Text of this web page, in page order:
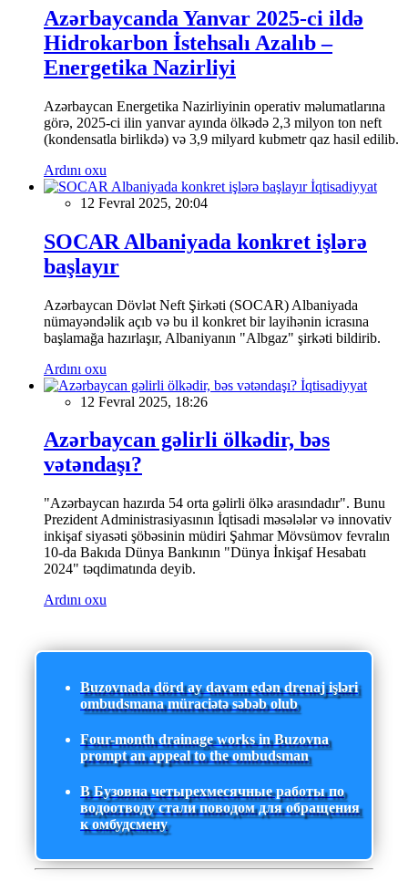
Azərbaycanda Yanvar 2025-ci ildə
Hidrokarbon İstehsalı Azalıb –
Energetika Nazirliyi
Azərbaycan Energetika Nazirliyinin operativ məlumatlarına
görə, 2025-ci ilin yanvar ayında ölkədə 2,3 milyon ton neft
(kondensatla birlikdə) və 3,9 milyard kubmetr qaz hasil edilib.
Ardını oxu
İqtisadiyyat
12 Fevral 2025, 20:04
SOCAR Albaniyada konkret işlərə
başlayır
Azərbaycan Dövlət Neft Şirkəti (SOCAR) Albaniyada
nümayəndəlik açıb və bu il konkret bir layihənin icrasına
başlamağa hazırlaşır, Albaniyanın "Albgaz" şirkəti bildirib.
Ardını oxu
İqtisadiyyat
12 Fevral 2025, 18:26
Azərbaycan gəlirli ölkədir, bəs
vətəndaşı?
"Azərbaycan hazırda 54 orta gəlirli ölkə arasındadır". Bunu
Prezident Administrasiyasının İqtisadi məsələlər və innovativ
inkişaf siyasəti şöbəsinin müdiri Şahmar Mövsümov fevralın
10-da Bakıda Dünya Bankının "Dünya İnkişaf Hesabatı
2024" təqdimatında deyib.
Ardını oxu
Buzovnada dörd ay davam edən drenaj işləri
ombudsmana müraciətə səbəb olub
Four-month drainage works in Buzovna
prompt an appeal to the ombudsman
В Бузовна четырехмесячные работы по
водоотводу стали поводом для обращения
к омбудсмену